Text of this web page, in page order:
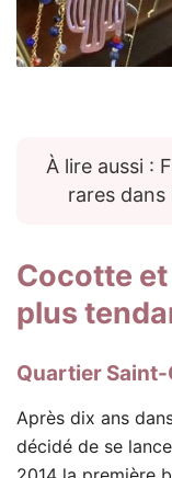
À lire aussi :
rares dans
Cocotte et
plus
Quartier Saint-
Après dix ans
décidé de se